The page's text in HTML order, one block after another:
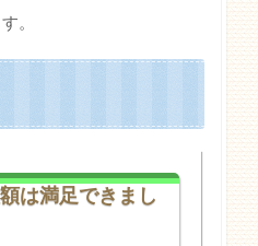
。
は満足できまし